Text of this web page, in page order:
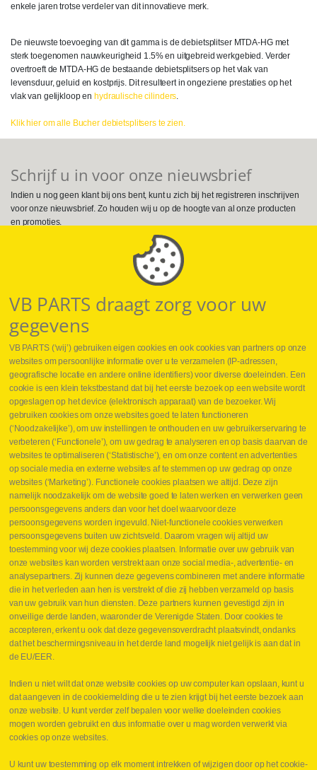
enkele jaren trotse verdeler van dit innovatieve merk.
De nieuwste toevoeging van dit gamma is de debietsplitser MTDA-HG met
sterk toegenomen nauwkeurigheid 1.5% en uitgebreid werkgebied. Verder
overtroeft de MTDA-HG de bestaande debietsplitsers op het vlak van
levensduur, geluid en kostprijs. Dit resulteert in ongeziene prestaties op het
vlak van gelijkloop enhydraulische cilinders
Klik hier om alle Bucher debietsplitsers te zien.
Schrijf u in voor onze nieuwsbrief
Indien u nog geen klant bij ons bent, kunt u zich bij het registreren inschrijven
voor onze nieuwsbrief. Zo houden wij u op de hoogte van al onze producten
en promoties.
Volg ons op Social Media
Webshop
Nieuws
Jobs
Contact
Leveringen
Drukcontrole set
Persmaten
Hoe opmeten?
Hydrogroepen
Hydraulische slangen
Contact VB Parts
Abraham Hansstraat 7 ,B-8800 Roeselare
Tel. +32 (0)51 24 06 05
E-mail info@vbparts.be
⏳ Laatste maand Webtec-promotie!
⏳ Laatste kans voor onze promo
snelkoppelingen!
1 juni 2026
VB PARTS draagt zorg voor uw
gegevens
VB PARTS (‘wij’) gebruiken eigen cookies en ook cookies van partners op onze
websites om persoonlijke informatie over u te verzamelen (IP-adressen,
geografische locatie en andere online identifiers) voor diverse doeleinden. Een
cookie is een klein tekstbestand dat bij het eerste bezoek op een website wordt
opgeslagen op het device (elektronisch apparaat) van de bezoeker. Wij
gebruiken cookies om onze websites goed te laten functioneren
(‘Noodzakelijke’), om uw instellingen te onthouden en uw gebruikerservaring te
verbeteren (‘Functionele’), om uw gedrag te analyseren en op basis daarvan de
websites te optimaliseren (‘Statistische’), en om onze content en advertenties
op sociale media en externe websites af te stemmen op uw gedrag op onze
websites (‘Marketing’). Functionele cookies plaatsen we altijd. Deze zijn
namelijk noodzakelijk om de website goed te laten werken en verwerken geen
persoonsgegevens anders dan voor het doel waarvoor deze
persoonsgegevens worden ingevuld. Niet-functionele cookies verwerken
persoonsgegevens buiten uw zichtsveld. Daarom vragen wij altijd uw
toestemming voor wij deze cookies plaatsen. Informatie over uw gebruik van
onze websites kan worden verstrekt aan onze social media-, advertentie- en
analysepartners. Zij kunnen deze gegevens combineren met andere informatie
die in het verleden aan hen is verstrekt of die zij hebben verzameld op basis
van uw gebruik van hun diensten. Deze partners kunnen gevestigd zijn in
onveilige derde landen, waaronder de Verenigde Staten. Door cookies te
accepteren, erkent u ook dat deze gegevensoverdracht plaatsvindt, ondanks
dat het beschermingsniveau in het derde land mogelijk niet gelijk is aan dat in
de EU/EER.
Indien u niet wilt dat onze website cookies op uw computer kan opslaan, kunt u
dat aangeven in de cookiemelding die u te zien krijgt bij het eerste bezoek aan
onze website. U kunt verder zelf bepalen voor welke doeleinden cookies
mogen worden gebruikt en dus informatie over u mag worden verwerkt via
cookies op onze websites.
U kunt uw toestemming op elk moment intrekken of wijzigen door op het cookie-